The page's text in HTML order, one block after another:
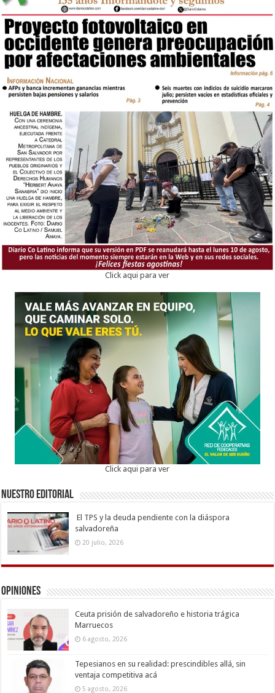
Click aqui para ver
Click aqui para ver
Nuestro Editorial
El TPS y la deuda pendiente con la diáspora
salvadoreña
20 julio, 2026
Opiniones
Ceuta prisión de salvadoreño e historia trágica
Marruecos
6 agosto, 2026
Tepesianos en su realidad: prescindibles allá, sin
ventaja competitiva acá
5 agosto, 2026